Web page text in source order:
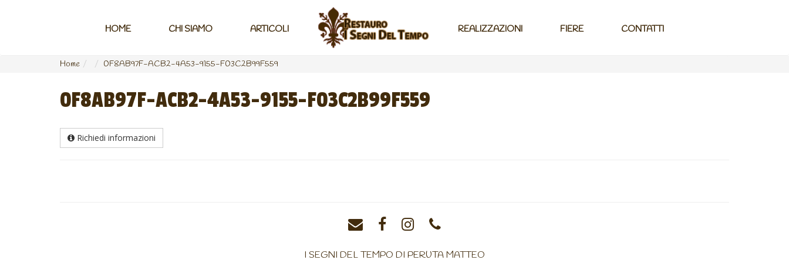
HOME CHI SIAMO ARTICOLI REALIZZAZIONI FIERE CONTATTI
Home 0F8AB97F-ACB2-4A53-9155-F03C2B99F559
0F8AB97F-ACB2-4A53-9155-F03C2B99F559
Richiedi informazioni
I SEGNI DEL TEMPO DI PERUTA MATTEO